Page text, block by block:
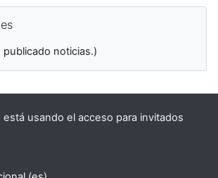
noticias.)
usando el acceso para invitados